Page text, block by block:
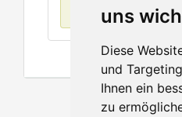
uns
Diese
und
Ihnen ein
zu